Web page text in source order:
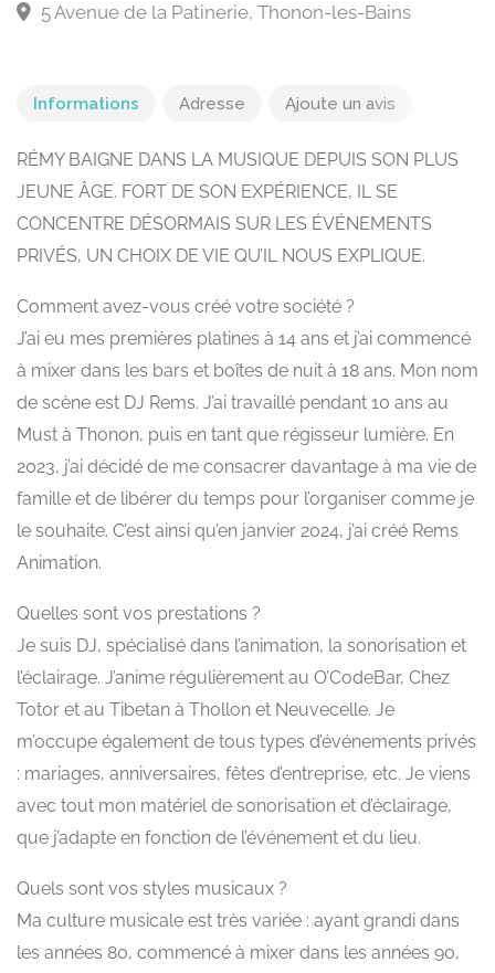
5 Avenue de la Patinerie, Thonon-les-Bains
Informations Adresse Ajoute un avis
RÉMY BAIGNE DANS LA MUSIQUE DEPUIS SON PLUS
JEUNE ÂGE. FORT DE SON EXPÉRIENCE, IL SE
CONCENTRE DÉSORMAIS SUR LES ÉVÉNEMENTS
PRIVÉS, UN CHOIX DE VIE QU’IL NOUS EXPLIQUE.
Comment avez-vous créé votre société ?
J’ai eu mes premières platines à 14 ans et j’ai commencé
à mixer dans les bars et boîtes de nuit à 18 ans. Mon nom
de scène est DJ Rems. J’ai travaillé pendant 10 ans au
Must à Thonon, puis en tant que régisseur lumière. En
2023, j’ai décidé de me consacrer davantage à ma vie de
famille et de libérer du temps pour l’organiser comme je
le souhaite. C’est ainsi qu’en janvier 2024, j’ai créé Rems
Animation.
Quelles sont vos prestations ?
Je suis DJ, spécialisé dans l’animation, la sonorisation et
l’éclairage. J’anime régulièrement au O’CodeBar, Chez
Totor et au Tibetan à Thollon et Neuvecelle. Je
m’occupe également de tous types d’événements privés
: mariages, anniversaires, fêtes d’entreprise, etc. Je viens
avec tout mon matériel de sonorisation et d’éclairage,
que j’adapte en fonction de l’événement et du lieu.
Quels sont vos styles musicaux ?
Ma culture musicale est très variée : ayant grandi dans
les années 80, commencé à mixer dans les années 90,